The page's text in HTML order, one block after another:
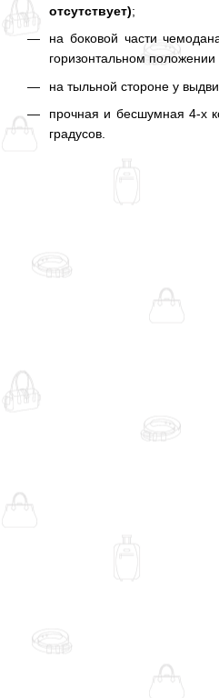
отсутствует);
на боковой части
горизонтальном положении
на тыльной стороне у
прочная и бесшумная 4-х
градусов.